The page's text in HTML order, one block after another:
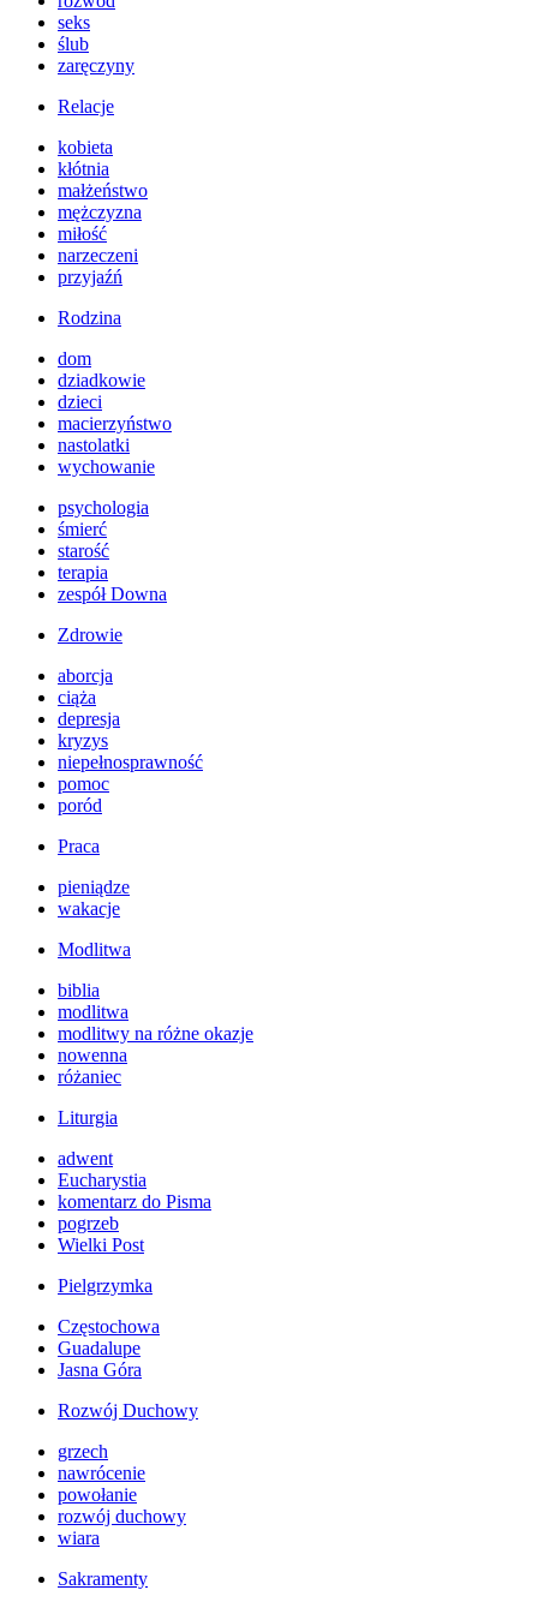
seks
ślub
zaręczyny
Relacje
kobieta
kłótnia
małżeństwo
mężczyzna
miłość
narzeczeni
przyjaźń
Rodzina
dom
dziadkowie
dzieci
macierzyństwo
nastolatki
wychowanie
psychologia
śmierć
starość
terapia
zespół Downa
Zdrowie
aborcja
ciąża
depresja
kryzys
niepełnosprawność
pomoc
poród
Praca
pieniądze
wakacje
Modlitwa
biblia
modlitwa
modlitwy na różne okazje
nowenna
różaniec
Liturgia
adwent
Eucharystia
komentarz do Pisma
pogrzeb
Wielki Post
Pielgrzymka
Częstochowa
Guadalupe
Jasna Góra
Rozwój Duchowy
grzech
nawrócenie
powołanie
rozwój duchowy
wiara
Sakramenty